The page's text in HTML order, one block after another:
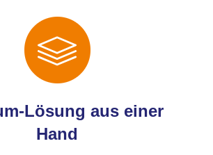
Lösung aus einer
Hand